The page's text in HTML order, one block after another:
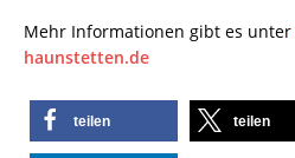
Mehr Informationen gibt es unter
haunstetten.de
teilen teilen